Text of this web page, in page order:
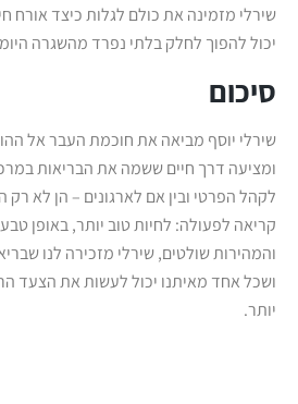
שירלי מזמינה את כולם לגלות כיצד אורח
יכול להפוך לחלק בלתי נפרד מהשגרה
סיכום
שירלי יוסף מביאה את חוכמת העבר אל
ומציעה דרך חיים ששמה את הבריאות
לקהל הפרטי ובין אם לארגונים – הן לא
קריאה לפעולה: לחיות טוב יותר, באופן
והמהירות שולטים, שירלי מזכירה לנו
ושכל אחד מאיתנו יכול לעשות את הצעד
יותר.